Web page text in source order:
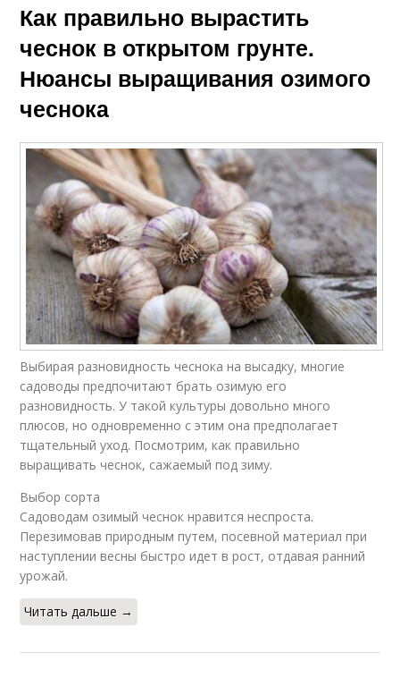
Как правильно вырастить
чеснок в открытом грунте.
Нюансы выращивания озимого
чеснока
Выбирая разновидность чеснока на высадку, многие
садоводы предпочитают брать озимую его
разновидность. У такой культуры довольно много
плюсов, но одновременно с этим она предполагает
тщательный уход. Посмотрим, как правильно
выращивать чеснок, сажаемый под зиму.
Выбор сорта
Садоводам озимый чеснок нравится неспроста.
Перезимовав природным путем, посевной материал при
наступлении весны быстро идет в рост, отдавая ранний
урожай.
Читать дальше →